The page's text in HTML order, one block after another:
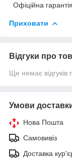
Офіційна гарантія
Приховати
Відгуки про
Ще немає відгуків
Умови
Нова Пошта
Самовивіз
Доставка